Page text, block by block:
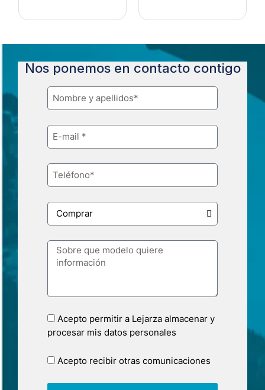
Nos ponemos en contacto contigo
Acepto permitir a Lejarza almacenar y
procesar mis datos personales
Acepto recibir otras comunicaciones